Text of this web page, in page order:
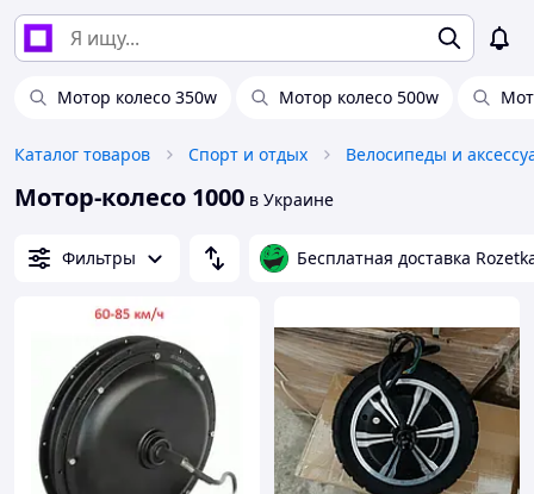
Мотор колесо 350w Мотор колесо 500w
Каталог товаров Спорт и отдых Велосипеды и
Мотор-колесо 1000 в Украине
Фильтры Бесплатная доставка